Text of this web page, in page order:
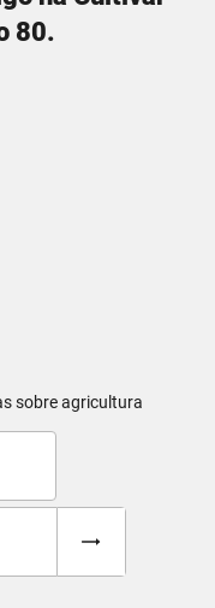
80.
sobre agricultura